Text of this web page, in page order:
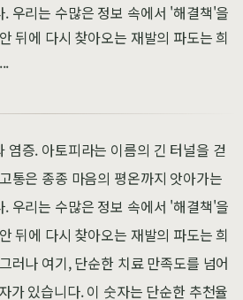
우리는 수많은 정보 속에서 '해결책'을
뒤에 다시 찾아오는 재발의 파도는 희
염증. 아토피라는 이름의 긴 터널을 걷
통은 종종 마음의 평온까지 앗아가는
우리는 수많은 정보 속에서 '해결책'을
뒤에 다시 찾아오는 재발의 파도는 희
러나 여기, 단순한 치료 만족도를 넘어
가 있습니다. 이 숫자는 단순한 추천율